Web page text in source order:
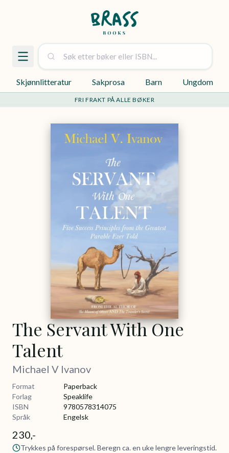
Skjønnlitteratur Sakprosa Barn Ungdom
FRI FRAKT PÅ ALLE BØKER
The Servant With One
Talent
Michael V Ivanov
Format
Paperback
Forlag
Speaklife
ISBN
9780578314075
Språk
Engelsk
230,-
Trykkes på forespørsel. Beregn ca. en uke lengre leveringstid.